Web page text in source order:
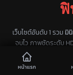
หน้าแรก
ฟิ
แหล่งรวมซีรี่ย์จีน
เว็บไซต์อันดับ 1 รวม มิ
จบไว ภาพชัดระดับ
ใ